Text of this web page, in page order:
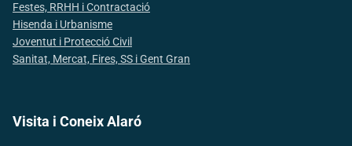
Festes, RRHH i Contractació
Hisenda i Urbanisme
Joventut i Protecció Civil
Sanitat, Mercat, Fires, SS i Gent Gran
Visita i Coneix Alaró